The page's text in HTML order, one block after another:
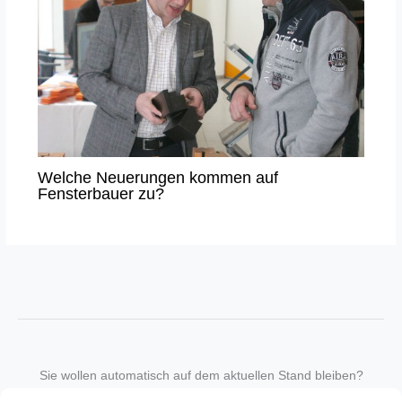
Welche Neuerungen kommen auf
Fensterbauer zu?
Sie wollen automatisch auf dem aktuellen Stand bleiben?